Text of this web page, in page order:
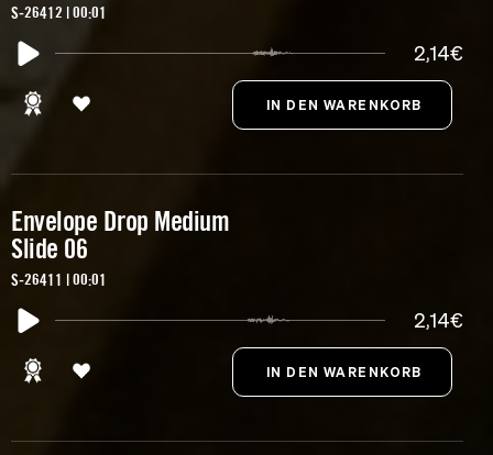
S-26412 | 00:01
2,14€
Envelope Drop Medium
Slide 06
S-26411 | 00:01
2,14€